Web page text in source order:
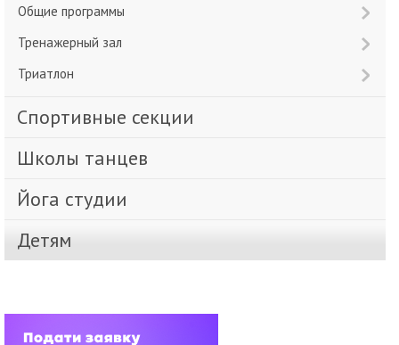
Общие программы
Тренажерный зал
Триатлон
Спортивные секции
Школы танцев
Йога студии
Детям